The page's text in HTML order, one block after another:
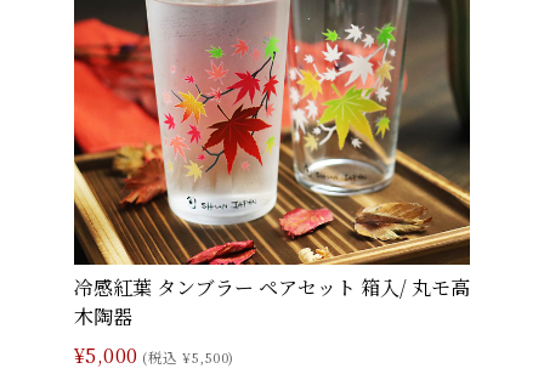
冷感紅葉 タンブラー ペアセット 箱入/ 丸モ高
木陶器
¥5,000 (税込 ¥5,500)